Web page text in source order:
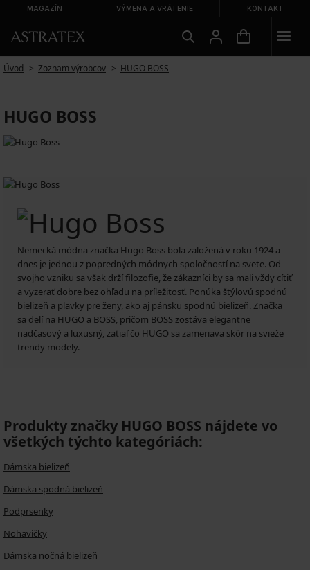
MAGAZÍN VÝMENA A VRÁTENIE KONTAKT
Úvod Zoznam výrobcov HUGO BOSS
HUGO BOSS
Nemecká módna značka Hugo Boss bola založená v roku 1924 a
dnes je jednou z popredných módnych spoločností na svete. Od
svojho vzniku sa však drží filozofie, že zákazníci by sa mali vždy cítiť
a vyzerať dobre bez ohľadu na príležitosť. Ponúka štýlovú spodnú
bielizeň a plavky pre ženy, ako aj pánsku spodnú bielizeň. Značka
sa delí na HUGO a BOSS, pričom BOSS zostáva elegantne
nadčasový a luxusný, zatiaľ čo HUGO sa zameriava skôr na svieže
trendy modely.
Produkty značky HUGO BOSS nájdete vo
všetkých týchto kategóriách:
Dámska bielizeň
Dámska spodná bielizeň
Podprsenky
Nohavičky
Dámska nočná bielizeň